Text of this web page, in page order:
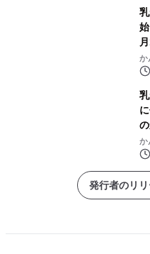
か
ル
か
発行者のリ